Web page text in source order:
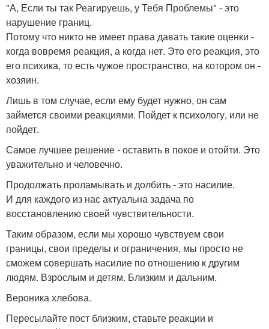
"А, Если ты так Реагируешь, у Тебя Проблемы" - это
нарушение границ.
Потому что никто не имеет права давать такие оценки -
когда вовремя реакция, а когда нет. Это его реакция, это
его психика, то есть чужое пространство, на котором он -
хозяин.
Лишь в том случае, если ему будет нужно, он сам
займется своими реакциями. Пойдет к психологу, или не
пойдет.
Самое лучшее решение - оставить в покое и отойти. Это
уважительно и человечно.
Продолжать проламывать и долбить - это насилие.
И для каждого из нас актуальна задача по
восстановлению своей чувствительности.
Таким образом, если мы хорошо чувствуем свои
границы, свои пределы и ограничения, мы просто не
сможем совершать насилие по отношению к другим
людям. Взрослым и детям. Близким и дальним.
Вероника хлебова.
Пересылайте пост близким, ставьте реакции и